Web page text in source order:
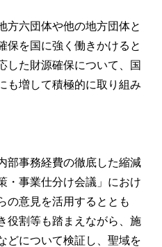
方六団体や他の地方団体と
保を国に強く働きかけると
した財源確保について、国
も増して積極的に取り組み
部事務経費の徹底した縮減
・事業仕分け会議」におけ
の意見を活用するととも
役割等も踏まえながら、施
どについて検証し、聖域を